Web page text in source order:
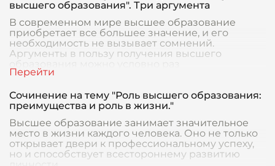
высшего образования". Три аргумента
В современном мире высшее образование
приобретает все большее значение, и его
необходимость не вызывает сомнений.
Аргументы в пользу получения высшего
образования можно условно раз
Сочинение на тему "Роль высшего образования:
преимущества и роль в жизни."
Высшее образование занимает значительное
место в жизни каждого человека. Оно не только
открывает двери к профессиональному успеху,
но и способствует всестороннему развитию